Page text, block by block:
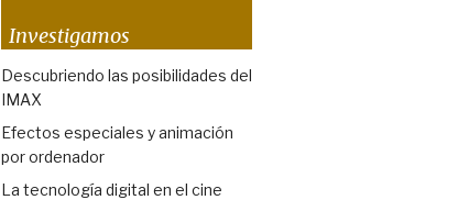
Investigamos
Descubriendo las posibilidades del
IMAX
Efectos especiales y animación
por ordenador
La tecnología digital en el cine